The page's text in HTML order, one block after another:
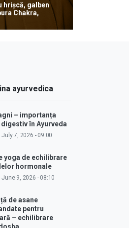
hrișcă, galben
Chakra,
ayurvedica
– importanța
în Ayurveda
July 7, 2026 - 09:00
yoga de echilibrare
hormonale
June 9, 2026 - 08:10
de asane
pentru
– echilibrare